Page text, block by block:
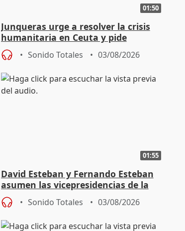
01:50
Junqueras urge a resolver la crisis
humanitaria en Ceuta y pide
responsabilidad a la UE
Sonido Totales 03/08/2026
01:55
David Esteban y Fernando Esteban
asumen las vicepresidencias de la
Diputación de Valladolid
Sonido Totales 03/08/2026